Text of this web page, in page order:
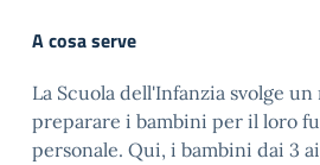
A cosa serve
La Scuola dell'Infanzia svolge
preparare i bambini per il loro
personale. Qui, i bambini dai 3